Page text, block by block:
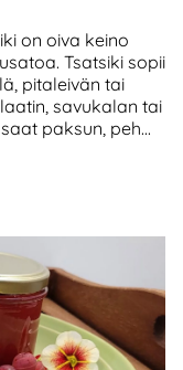
on oiva keino
Tsatsiki sopii
pitaleivän tai
savukalan tai
paksun, peh...